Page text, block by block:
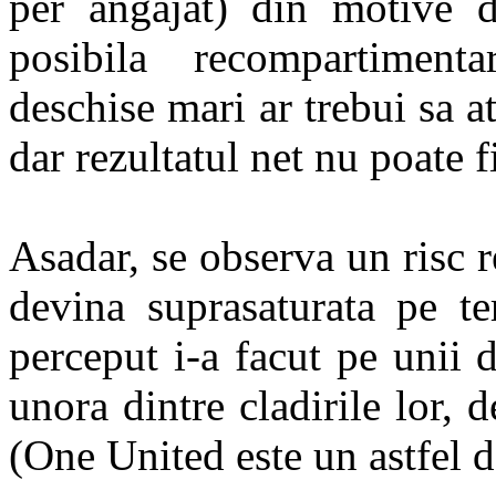
posibila
deschise mari ar trebui sa
dar rezultatul net nu poate
Asadar, se observa un
devina suprasaturata pe
perceput i-a facut pe unii
unora dintre cladirile lor,
(One United este un astfel